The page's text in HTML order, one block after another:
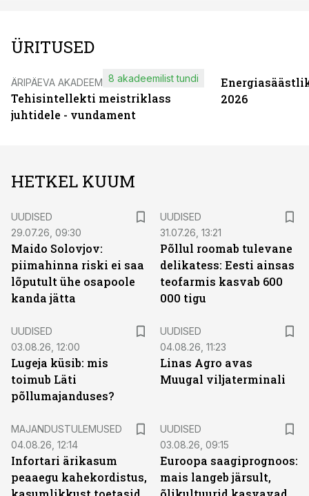
ÜRITUSED
ÄRIPÄEVA AKADEEMIA
Tehisintellekti meistriklass
juhtidele - vundament
8 akadeemilist tundi
2026
HETKEL KUUM
UUDISED
29.07.26, 09:30
Maido Solovjov:
piimahinna riski ei saa
lõputult ühe osapoole
kanda jätta
UUDISED
31.07.26, 13:21
Põllul roomab tulevane
delikatess: Eesti ainsas
teofarmis kasvab 600
000 tigu
UUDISED
03.08.26, 12:00
Lugeja küsib: mis
toimub Läti
põllumajanduses?
UUDISED
04.08.26, 11:23
Linas Agro avas
Muugal viljaterminali
MAJANDUSTULEMUSED
04.08.26, 12:14
Infortari ärikasum
peaaegu kahekordistus,
UUDISED
03.08.26, 09:15
Euroopa saagiprognoos:
mais langeb järsult,